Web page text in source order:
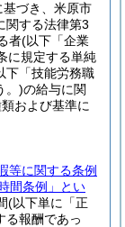
基づき、米原市
関する法律第3
者(以下「企業
に規定する単純
下「技能労務職
。)の給与に関
および基準に
等に関する条例
間条例」とい
(以下単に「正
る報酬であっ